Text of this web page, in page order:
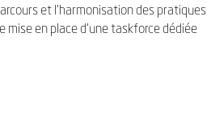
et l’harmonisation des pratiques
en place d’une taskforce dédiée